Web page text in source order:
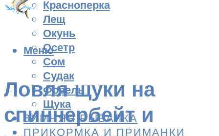
Красноперка
Лещ
Окунь
Осетр
Сом
Судак
Форель
Щука
ЗИМНЯЯ РЫБАЛКА
ПРИКОРМКА И ПРИМАНКИ
Меню
Ловля щуки на
спиннербейт и